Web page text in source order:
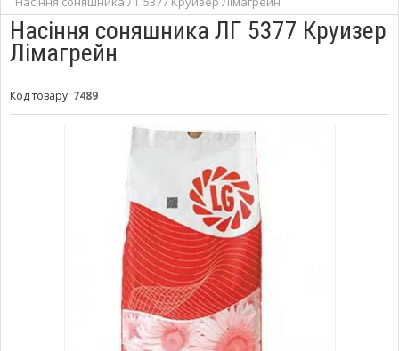
Насіння соняшника ЛГ 5377 Круизер
Лімагрейн
Код товару: 7489